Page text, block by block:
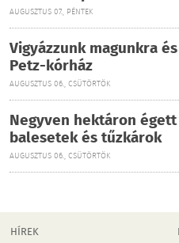
AUGUSZTUS 07., PÉNTEK
Vigyázzunk magunkra
Petz-kórház
AUGUSZTUS 06., CSÜTÖRTÖK
Negyven hektáron
balesetek és tűzkárok
AUGUSZTUS 06., CSÜTÖRTÖK
HÍREK